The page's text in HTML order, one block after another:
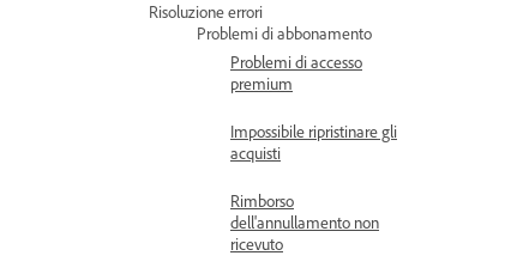
Risoluzione errori
Problemi di abbonamento
Problemi di accesso
premium
Impossibile ripristinare gli
acquisti
Rimborso
dell'annullamento non
ricevuto